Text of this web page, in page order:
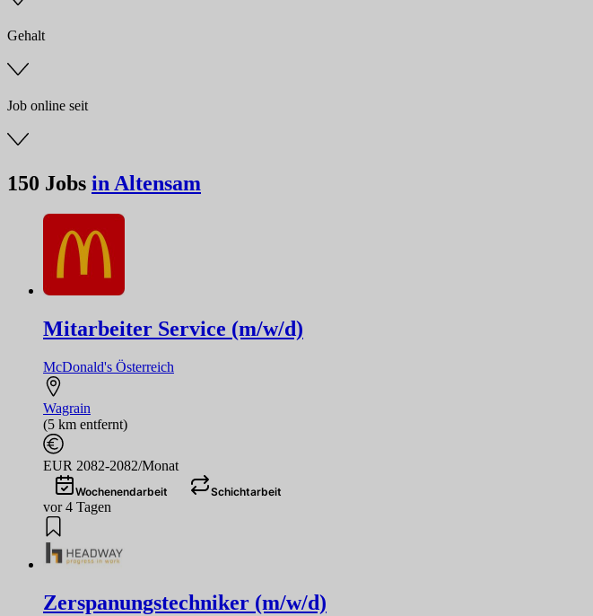
Gehalt
Job online seit
150 Jobs in Altensam
Mitarbeiter Service (m/w/d)
McDonald's Österreich
Wagrain
(5 km entfernt)
EUR 2082-2082/Monat
Wochenendarbeit Schichtarbeit
vor 4 Tagen
Zerspanungstechniker (m/w/d)